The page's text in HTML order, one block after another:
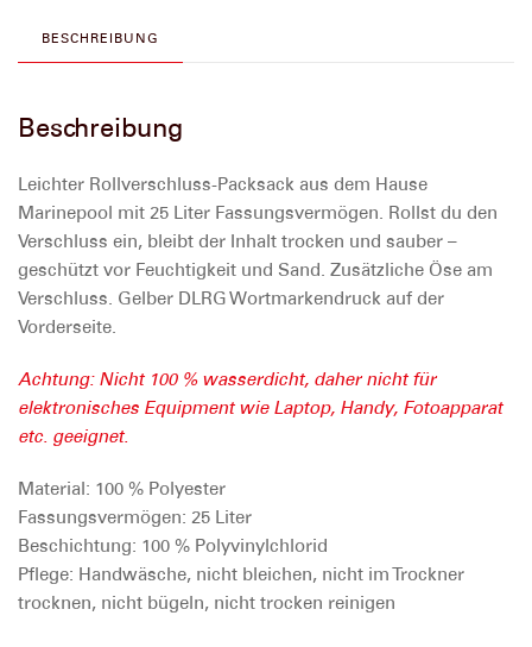
BESCHREIBUNG
Beschreibung
Leichter Rollverschluss-Packsack aus dem Hause
Marinepool mit 25 Liter Fassungsvermögen. Rollst du den
Verschluss ein, bleibt der Inhalt trocken und sauber –
geschützt vor Feuchtigkeit und Sand. Zusätzliche Öse am
Verschluss. Gelber DLRG Wortmarkendruck auf der
Vorderseite.
Achtung: Nicht 100 % wasserdicht, daher nicht für
elektronisches Equipment wie Laptop, Handy, Fotoapparat
etc. geeignet.
Material: 100 % Polyester
Fassungsvermögen: 25 Liter
Beschichtung: 100 % Polyvinylchlorid
Pflege: Handwäsche, nicht bleichen, nicht im Trockner
trocknen, nicht bügeln, nicht trocken reinigen